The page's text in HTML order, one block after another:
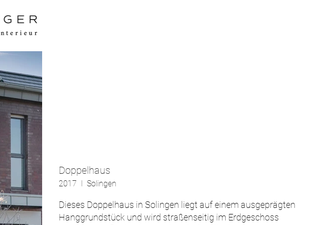
Doppelhaus
2017 I Solingen
Dieses Doppelhaus in Solingen liegt auf einem ausgeprägten
Hanggrundstück und wird straßenseitig im Erdgeschoss